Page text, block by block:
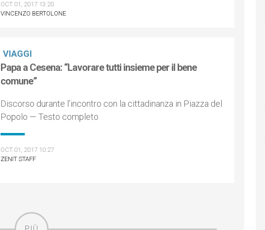
OCT 01, 2017 13:20
VINCENZO BERTOLONE
VIAGGI
Papa a Cesena: “Lavorare tutti insieme per il bene
comune”
Discorso durante l’incontro con la cittadinanza in Piazza del
Popolo — Testo completo
OCT 01, 2017 10:27
ZENIT STAFF